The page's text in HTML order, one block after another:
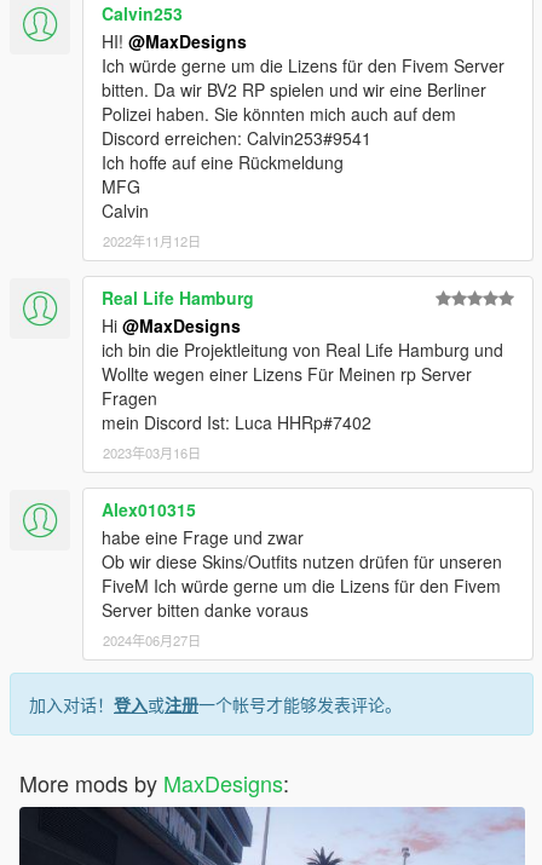
Terms of use:
1. It is strictly prohibited to modify and/or re-upload this file
2. It is also prohibited to upload this file again on other websites
3. If it is planned to store this file on a server like FiveM (o. Ä. ),
the clear, unambiguous, written and verifiable consent of
MaxDesigns is required!
I would like to thank the following people:
Falcoon for the help and Pictures
HighQ for the special help =)
AgentDZN for the inspiration to get the whole thing up and
running =)
Join my Discord for more: https://discord.gg/bkHafn3
Changelogs
+ Customs-Tshirt
+ Federal Police-Tshirt
+ Federal Police-Jacket
+ Fixxed some issues
+ Preset-Outfits for EUP Menu
+ New banner for EUP Menu
+ Pilot Uniform
+ Coastguard vest
+ Long Customs-Preset-Outfits fixxed
+ Customs-Letterings on the Shirts
+ New Customs-Cap
Calvin253
HI! @MaxDesigns
Ich würde gerne um die Lizens für den Fivem Server
bitten. Da wir BV2 RP spielen und wir eine Berliner
Polizei haben. Sie könnten mich auch auf dem
Discord erreichen: Calvin253#9541
Ich hoffe auf eine Rückmeldung
MFG
Calvin
2022年11月12日
Real Life Hamburg
Hi @MaxDesigns
ich bin die Projektleitung von Real Life Hamburg und
Wollte wegen einer Lizens Für Meinen rp Server
Fragen
mein Discord Ist: Luca HHRp#7402
2023年03月16日
Alex010315
habe eine Frage und zwar
Ob wir diese Skins/Outfits nutzen drüfen für unseren
FiveM Ich würde gerne um die Lizens für den Fivem
Server bitten danke voraus
2024年06月27日
加入对话！ 登入或注册一个帐号才能够发表评论。
More mods by MaxDesigns: